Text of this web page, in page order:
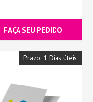
FAÇA SEU PEDIDO
Prazo: 1 Dias úteis